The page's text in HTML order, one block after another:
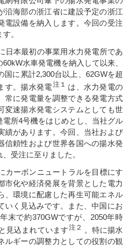
沿海部の浙江省に建設予定の浙江
電設備を納入します。今回の受注
。
日本最初の事業用水力発電所であ
水車発電機を納入して以来、
国に累計2,300台以上、62GWを超
す。揚水発電 注１ は、水力発電の
常に発電量を調整できる発電方式
変速揚水発電システムとしても世
所4号機をはじめとし、当社グル
績があります。今回、当社および
信頼性および世界各国への揚水発
受注に至りました。
カーボンニュートラルを目標にす
市化や経済発展を背景とした電力
、環境に配慮した再生可能エネル
いく見込みです。また、中国にお
末で約370GWですが、2050年時
見込まれています注２
。特に揚水
ルギーの調整力としての役割の観